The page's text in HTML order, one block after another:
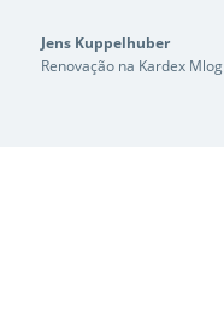
Jens Kuppelhuber
Renovação na Kardex Mlog